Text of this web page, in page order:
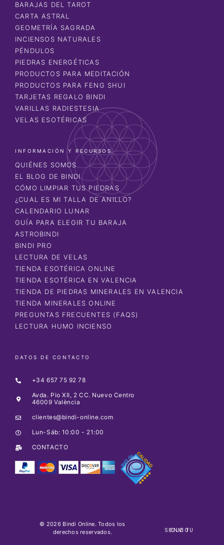
BARAJAS DEL TAROT
CARTA ASTRAL
GEOMETRÍA SAGRADA
INCIENSOS NATURALES
PÉNDULOS
PIEDRAS ENERGÉTICAS
PRODUCTOS PARA MEDITACIÓN
PRODUCTOS PARA FENG SHUI
TARJETAS REGALO BINDI
VARILLAS RADIESTESIA
VELAS ESOTÉRICAS
INFORMACIÓN Y RECURSOS
QUIÉNES SOMOS
EL BLOG DE BINDI
CÓMO LIMPIAR TUS PIEDRAS
¿CUAL ES MI TALLA DE ANILLO?
CALENDARIO LUNAR
GUÍA PARA ELEGIR TU BARAJA
ASTROBINDI
BINDI PRO
LECTURA DE VELAS
TIENDA ESOTÉRICA ONLINE
TIENDA ESOTÉRICA EN VALENCIA
TIENDA DE PIEDRAS MINERALES EN VALENCIA
TIENDA MINERALES ONLINE
PREGUNTAS FRECUENTES (FAQS)
LECTURA HUMO INCIENSO
DATOS DE CONTACTO
+34 657 75 92 78
Avda. Pio XII, 2 CC. Nuevo Centro
46009 València
clientes@bindi-online.com
Lun-Sáb: 10:00 - 21:00
CONTACTO
© 2026 Bindi Online. Todos los
derechos reservados.
SIGUE TU ENVIO